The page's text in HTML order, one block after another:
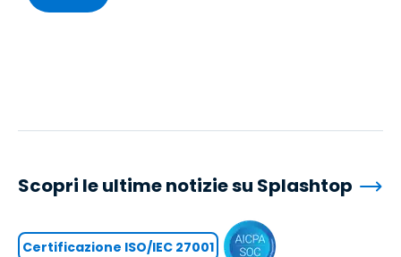
Scopri le ultime notizie su Splashtop
Certificazione ISO/IEC 27001